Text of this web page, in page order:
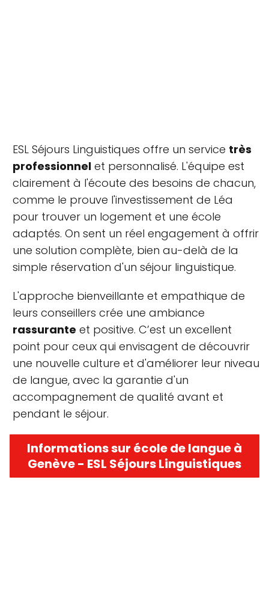
ESL Séjours Linguistiques offre un service très
professionnel et personnalisé. L'équipe est
clairement à l'écoute des besoins de chacun,
comme le prouve l'investissement de Léa
pour trouver un logement et une école
adaptés. On sent un réel engagement à offrir
une solution complète, bien au-delà de la
simple réservation d'un séjour linguistique.
L'approche bienveillante et empathique de
leurs conseillers crée une ambiance
rassurante et positive. C’est un excellent
point pour ceux qui envisagent de découvrir
une nouvelle culture et d'améliorer leur niveau
de langue, avec la garantie d'un
accompagnement de qualité avant et
pendant le séjour.
Informations sur école de langue à
Genève - ESL Séjours Linguistiques